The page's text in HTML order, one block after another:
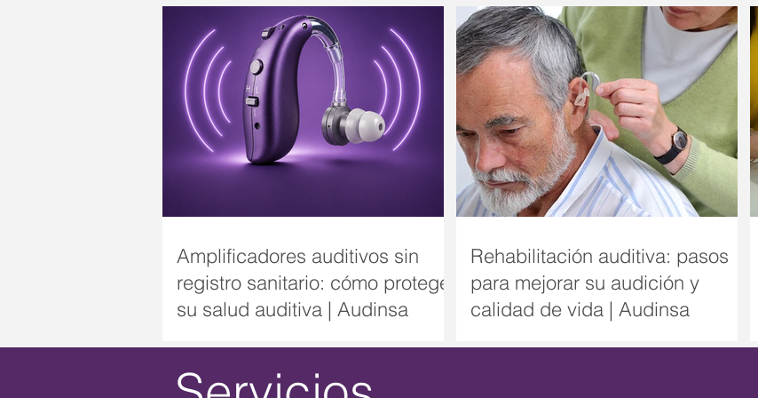
Amplificadores auditivos sin
registro sanitario: cómo proteger
su salud auditiva | Audinsa
Rehabilitación auditiva: pasos
para mejorar su audición y
calidad de vida | Audinsa